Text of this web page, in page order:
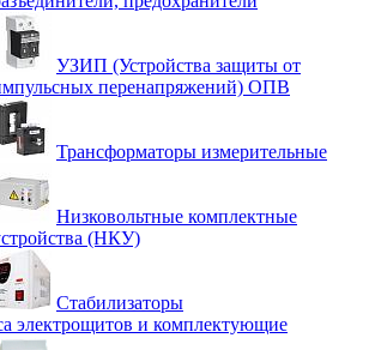
УЗИП (Устройства защиты от
перенапряжений) ОПВ
Трансформаторы измерительные
Низковольтные комплектные
(НКУ)
Стабилизаторы
электрощитов и комплектующие